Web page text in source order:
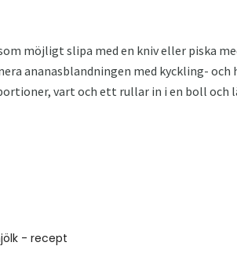
möjligt slipa med en kniv eller piska
ananasblandningen med kyckling- och
vart och ett rullar in i en boll och
- recept